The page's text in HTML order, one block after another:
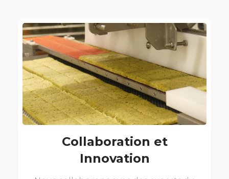
Collaboration et
Innovation